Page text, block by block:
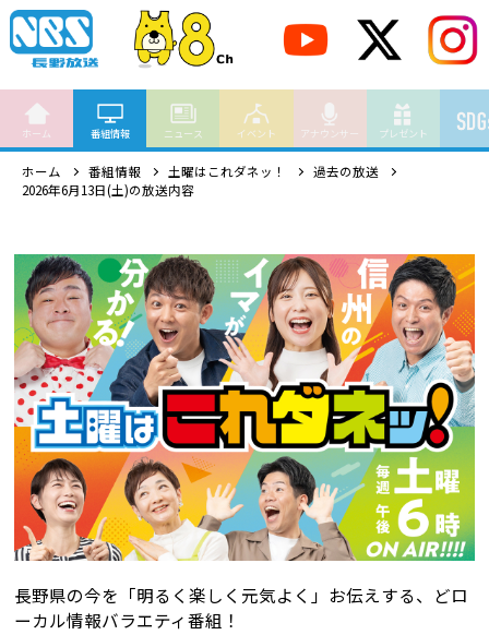
ホーム 番組情報 ニュース イベント アナウンサー プレゼント
ホーム 番組情報 土曜はこれダネッ！
過去の放送
2026年6月13日(土)の放送内容
長野県の今を「明るく楽しく元気よく」お伝えする、 どロ
ーカル情報バラエティ番組！